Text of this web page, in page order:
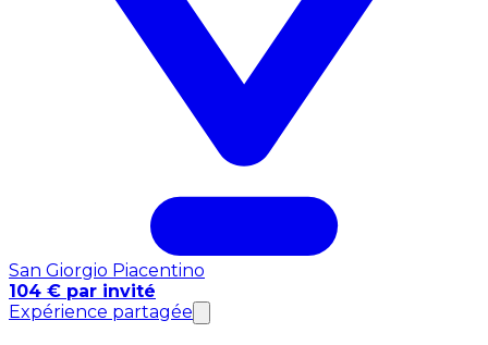
San Giorgio Piacentino
104 € par invité
Expérience partagée